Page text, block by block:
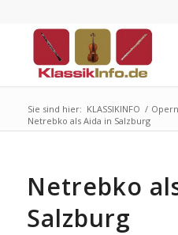
Sie sind hier: KLASSIKINFO /
Netrebko als Aida in Salzburg
Netrebko
Salzburg